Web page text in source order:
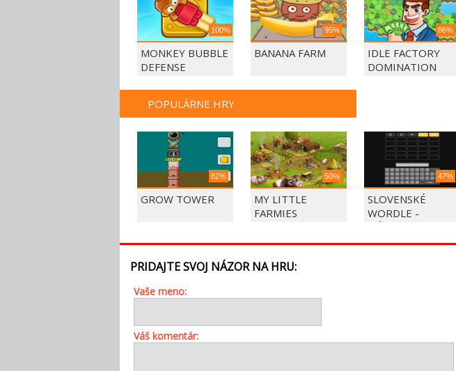
100%
MONKEY BUBBLE
DEFENSE
95%
BANANA FARM
86%
IDLE FACTORY
DOMINATION
POPULÁRNE HRY
82%
GROW TOWER
50%
MY LITTLE
FARMIES
47%
SLOVENSKÉ
WORDLE -
PRIDAJTE SVOJ NÁZOR NA HRU:
Vaše meno:
Váš komentár: